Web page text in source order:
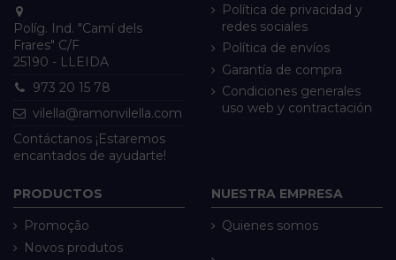
Políg. Ind. "Camí dels
Frares" C/F
25190 - LLEIDA
973 20 15 78
vilella@ramonvilella.com
Contáctanos ¡Estaremos
encantados de ayudarte!
Política de privacidad y
redes sociales
Política de envíos
Garantía de compra
Condiciones generales
uso web y contractación
PRODUCTOS
Promoção
Novos produtos
NUESTRA EMPRESA
Quienes somos